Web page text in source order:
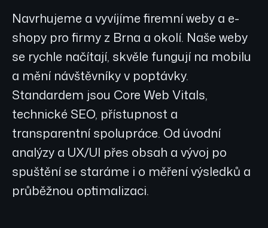
Navrhujeme a vyvíjíme firemní weby a e-
shopy pro firmy z Brna a okolí. Naše weby
se rychle načítají, skvěle fungují na mobilu
a mění návštěvníky v poptávky.
Standardem jsou Core Web Vitals,
technické SEO, přístupnost a
transparentní spolupráce. Od úvodní
analýzy a UX/UI přes obsah a vývoj po
spuštění se staráme i o měření výsledků a
průběžnou optimalizaci.